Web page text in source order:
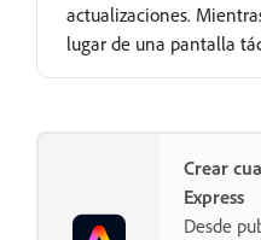
actualizaciones.
lugar de una pantalla
Crear
Express
Desde